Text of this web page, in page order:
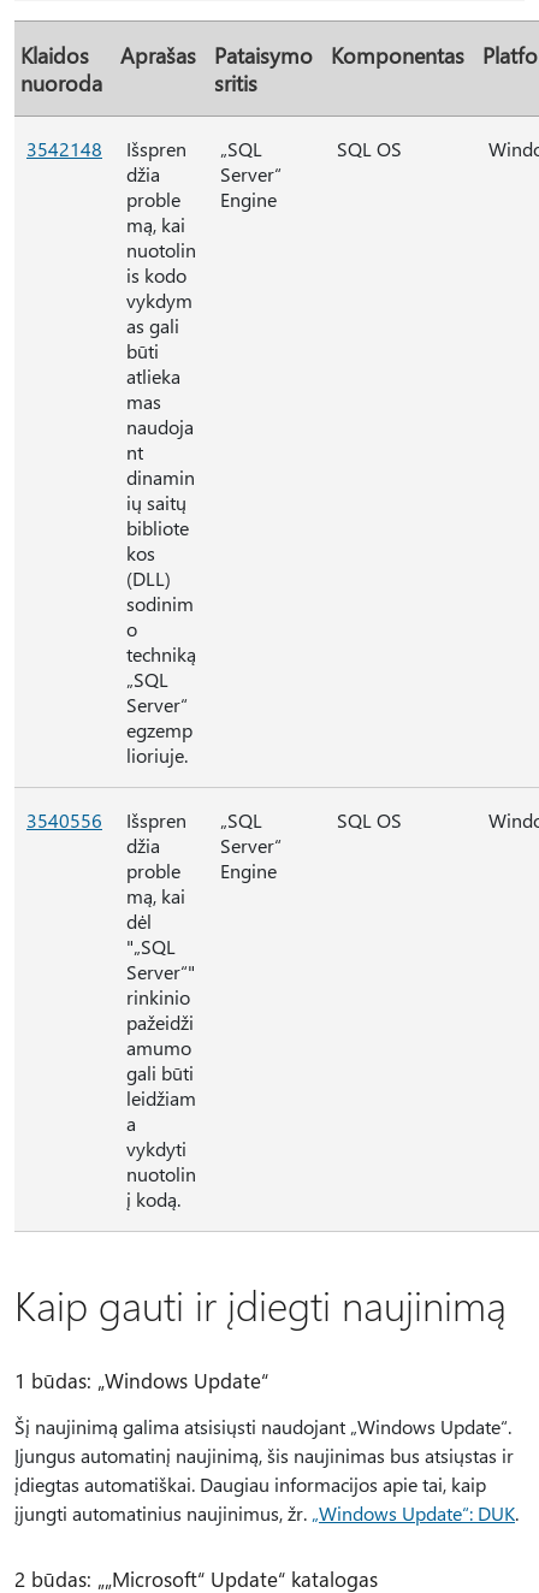
Klaidos
nuoroda
Aprašas
Pataisymo
sritis
Komponentas
3542148
Išspren
džia
proble
mą, kai
nuotolin
is kodo
vykdym
as gali
būti
atlieka
mas
naudoja
nt
dinamin
ių saitų
bibliote
kos
(DLL)
sodinim
o
techniką
„SQL
Server“
egzemp
lioriuje.
„SQL
Server“
Engine
SQL OS
3540556
Išspren
džia
proble
mą, kai
dėl
"„SQL
Server“"
rinkinio
pažeidži
amumo
gali būti
leidžiam
a
vykdyti
nuotolin
į kodą.
„SQL
Server“
Engine
SQL OS
Kaip gauti ir įdiegti naujinimą
1 būdas: „Windows Update“
Šį naujinimą galima atsisiųsti naudojant „Windows Update“.
Įjungus automatinį naujinimą, šis naujinimas bus atsiųstas ir
įdiegtas automatiškai. Daugiau informacijos apie tai, kaip
įjungti automatinius naujinimus, žr. „Windows Update“: DUK.
2 būdas: „„Microsoft“ Update“ katalogas